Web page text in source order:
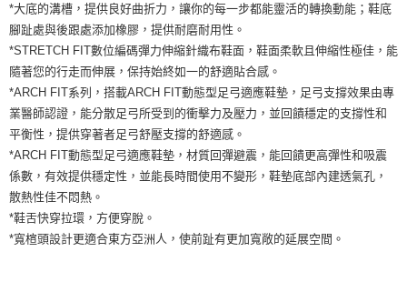
２．便利：只要手機號碼，簡訊認證，即可結帳。
３．安心：先確認商品／服務後，再付款。
【「AFTEE先享後付」結帳流程】
１．於結帳方式選擇「AFTEE先享後付」後，將跳轉至「AFTEE先享後付」
結帳頁面，進行簡訊認證並確認金額後，即可完成結帳。
２．訂單成立數日內，您將收到繳費通知簡訊。
３．收到繳費通知簡訊後14天內，點擊此簡訊中的連結，可透過四大超商／
ATM／網路銀行／等多元方式進行付款，方視為交易完成。
※ 請注意：結帳手續完成當下不需立刻繳費，但若您需要取消訂單，請聯絡
購買商品的店家。未經商家同意取消之訂單仍視為有效，需透過AFTEE先享
後付繳納相關費用。
※ 交易是否成功請以「AFTEE先享後付 」之結帳頁面顯示為準，若有關於
客戶支援中心」https://netprotections.freshdesk.com/support/home
運送方式
全家取貨付款
每筆NT$60，滿NT$1,500(含以上)免運費
付款後全家取貨
每筆NT$60，滿NT$1,500(含以上)免運費
7-11取貨付款
每筆NT$60，滿NT$1,500(含以上)免運費
付款後7-11取貨
每筆NT$60，滿NT$1,500(含以上)免運費
*大底的溝槽，提供良好曲折力，讓你的每一步都能靈活的轉換動能；鞋底
腳趾處與後跟處添加橡膠，提供耐磨耐用性。
*STRETCH FIT數位編碼彈力伸縮針織布鞋面，鞋面柔軟且伸縮性極佳，能
隨著您的行走而伸展，保持始終如一的舒適貼合感。
*ARCH FIT系列，搭載ARCH FIT動態型足弓適應鞋墊，足弓支撐效果由專
業醫師認證，能分散足弓所受到的衝擊力及壓力，並回饋穩定的支撐性和
平衡性，提供穿著者足弓舒壓支撐的舒適感。
*ARCH FIT動態型足弓適應鞋墊，材質回彈避震，能回饋更高彈性和吸震
係數，有效提供穩定性，並能長時間使用不變形，鞋墊底部內建透氣孔，
散熱性佳不悶熱。
*鞋舌快穿拉環，方便穿脫。
*寬楦頭設計更適合東方亞洲人，使前趾有更加寬敞的延展空間。